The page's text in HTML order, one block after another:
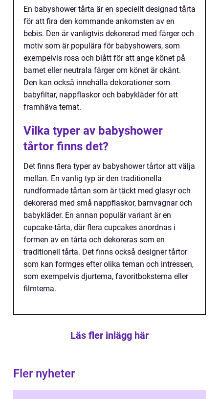
En babyshower tårta är en speciellt designad tårta
för att fira den kommande ankomsten av en
bebis. Den är vanligtvis dekorerad med färger och
motiv som är populära för babyshowers, som
exempelvis rosa och blått för att ange könet på
barnet eller neutrala färger om könet är okänt.
Den kan också innehålla dekorationer som
babyfiltar, nappflaskor och babykläder för att
framhäva temat.
Vilka typer av babyshower
tårtor finns det?
Det finns flera typer av babyshower tårtor att välja
mellan. En vanlig typ är den traditionella
rundformade tårtan som är täckt med glasyr och
dekorerad med små nappflaskor, barnvagnar och
babykläder. En annan populär variant är en
cupcake-tårta, där flera cupcakes anordnas i
formen av en tårta och dekoreras som en
traditionell tårta. Det finns också designer tårtor
som kan formges efter olika teman och intressen,
som exempelvis djurtema, favoritbokstema eller
filmtema.
Läs fler inlägg här
Fler nyheter